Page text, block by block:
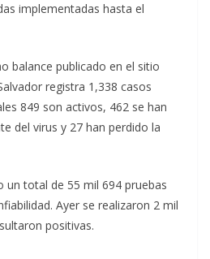
implementadas hasta el
balance publicado en el sitio
registra 1,338 casos
849 son activos, 462 se han
del virus y 27 han perdido la
un total de 55 mil 694 pruebas
Ayer se realizaron 2 mil
positivas.